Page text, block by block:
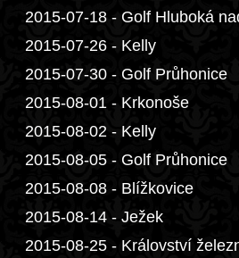
2015-07-18 - Golf Hluboká
2015-07-26 - Kelly
2015-07-30 - Golf Průhonice
2015-08-01 - Krkonoše
2015-08-02 - Kelly
2015-08-05 - Golf Průhonice
2015-08-08 - Blížkovice
2015-08-14 - Ježek
2015-08-25 - Království